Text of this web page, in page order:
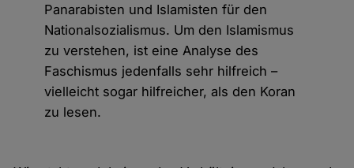
Panarabisten und Islamisten für den
Nationalsozialismus. Um den Islamismus
zu verstehen, ist eine Analyse des
Faschismus jedenfalls sehr hilfreich –
vielleicht sogar hilfreicher, als den Koran
zu lesen.